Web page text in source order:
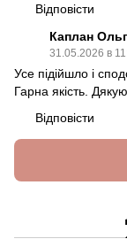
Відповісти
Каплан
31.05.2026 в
Усе підійшло і
Гарна якість.
Відповісти